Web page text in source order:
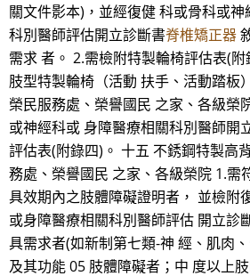
關文件影本)，並經復健 科或骨科或
科別醫師評估開立診斷書脊椎矯正器
需求 者。 2.需檢附特製輪椅評估表(
肢型特製輪椅（活動 扶手、活動踏板）
榮民服務處、榮譽國民 之家、各級榮
或神經科或 身障醫療相關科別醫師開
評估表(附錄四)。 十五 不銹鋼特製高
務處、榮譽國民 之家、各級榮院 1.需
具效期內之肢體障礙證明者， 並檢附
或身障醫療相關科別醫師評估 開立診
具需求者(如新制第七類-神 經、肌肉
及其功能 05 肢體障礙者；中 度以上